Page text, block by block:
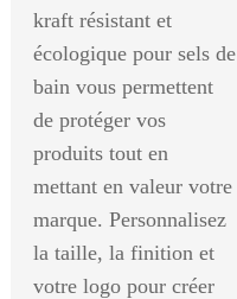
kraft résistant et
écologique pour sels de
bain vous permettent
de protéger vos
produits tout en
mettant en valeur votre
marque. Personnalisez
la taille, la finition et
votre logo pour créer